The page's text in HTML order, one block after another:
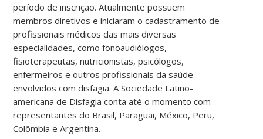
período de inscrição. Atualmente possuem
membros diretivos e iniciaram o cadastramento de
profissionais médicos das mais diversas
especialidades, como fonoaudiólogos,
fisioterapeutas, nutricionistas, psicólogos,
enfermeiros e outros profissionais da saúde
envolvidos com disfagia. A Sociedade Latino-
americana de Disfagia conta até o momento com
representantes do Brasil, Paraguai, México, Peru,
Colômbia e Argentina.